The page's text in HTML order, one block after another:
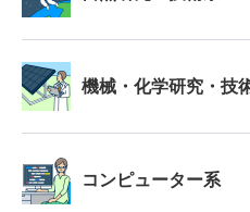
機械・化学研究・技
コンピューター系